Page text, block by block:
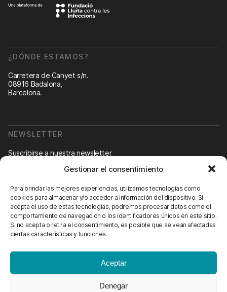
Gestionar el consentimiento
Para brindar las mejores experiencias, utilizamos tecnologías como
cookies para almacenar y/o acceder a información del dispositivo. Si
acepta el uso de estas tecnologías, podremos procesar datos como el
comportamiento de navegación o los identificadores únicos en este sitio.
Si no acepta o retira el consentimiento, es posible que se vean afectadas
ciertas características y funciones.
Aceptar
Denegar
¿DÓNDE ESTAMOS?
Carretera de Canyet s/n.
08916 Badalona,
Barcelona.
NEWSLETTER
Suscribirse a nuestra newsletter
CONTÁCTANOS
info@scienhub.org